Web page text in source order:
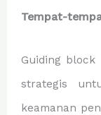
Tempat-
Guiding
strategis
keamanan